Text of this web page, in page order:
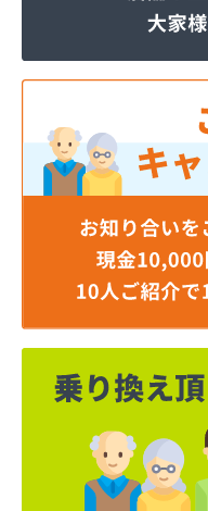
サンダイ燃料店
ジェイエイ・トー
ダイイチガスコム
チリウヒーターサー
ツバメガス株式会社
ニイミガス株式会社
ニイミ産業株式会
ニイミ産業株式会
ニイミ産業株式会
ハタスビルダー株
ひまわり農協 燃料
フジオートステーシ
フジヨシ商店
フルタ鹿乗店
ます角商店
マルタケ株式会社
マルト尾関商店